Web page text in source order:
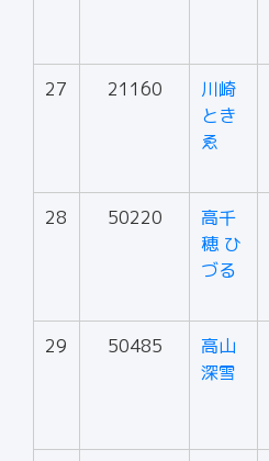
27 21160
川崎
とき
ゑ
28 50220
高千
穂 ひ
づる
29 50485
高山
深雪